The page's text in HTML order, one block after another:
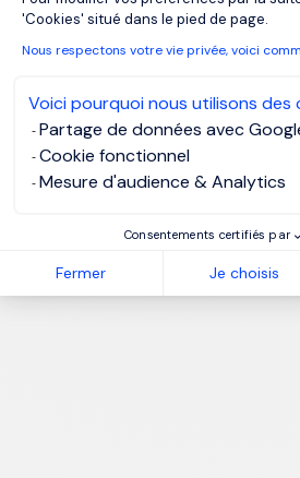
'Cookies' situé dans le pied de page.
Nous respectons votre vie privée, voici
Voici pourquoi nous utilisons des
Partage de données avec
Cookie fonctionnel
Mesure d'audience & Analytics
Consentements certifiés par
Fermer Je choisis